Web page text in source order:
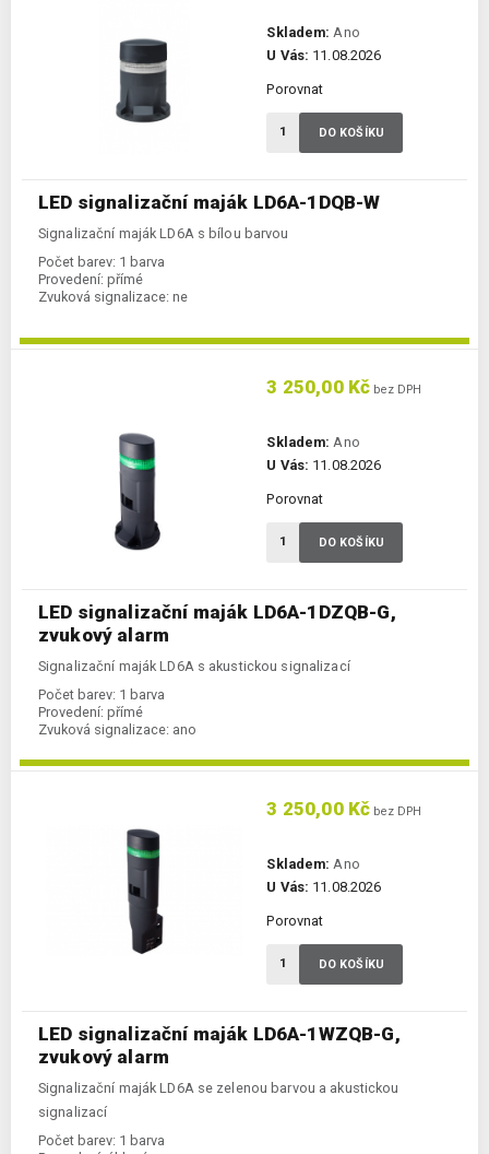
LED signalizační maják LD6A-1DQB-W
Signalizační maják LD6A s bílou barvou
Počet barev: 1 barva
Provedení: přímé
Zvuková signalizace: ne
Skladem: Ano
U Vás: 11.08.2026
Porovnat
DO KOŠÍKU
LED signalizační maják LD6A-1DZQB-G,
zvukový alarm
Signalizační maják LD6A s akustickou signalizací
Počet barev: 1 barva
Provedení: přímé
Zvuková signalizace: ano
3 250,00 Kč bez DPH
Skladem: Ano
U Vás: 11.08.2026
Porovnat
DO KOŠÍKU
LED signalizační maják LD6A-1WZQB-G,
zvukový alarm
Signalizační maják LD6A se zelenou barvou a akustickou
signalizací
Počet barev: 1 barva
3 250,00 Kč bez DPH
Skladem: Ano
U Vás: 11.08.2026
Porovnat
DO KOŠÍKU